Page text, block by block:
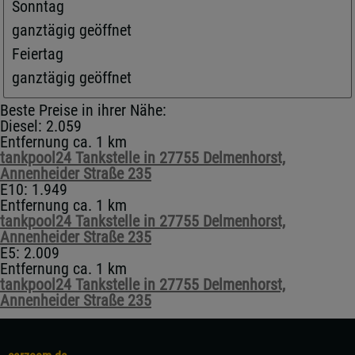
Sonntag
ganztägig geöffnet
Feiertag
ganztägig geöffnet
Beste Preise in ihrer Nähe:
Diesel: 2.059
Entfernung ca. 1 km
tankpool24 Tankstelle in 27755 Delmenhorst,
Annenheider Straße 235
E10: 1.949
Entfernung ca. 1 km
tankpool24 Tankstelle in 27755 Delmenhorst,
Annenheider Straße 235
E5: 2.009
Entfernung ca. 1 km
tankpool24 Tankstelle in 27755 Delmenhorst,
Annenheider Straße 235